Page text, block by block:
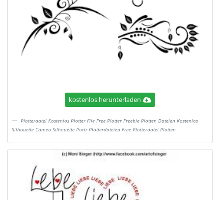
kostenlos herunterladen
Plotterdatei Kostenlos Plotter File Free Plotter Freebie Plotten Dateien Kostenlos
Silhouette Cameo Silhouette Portr Plotterdateien Free Plotterdatei Plotten